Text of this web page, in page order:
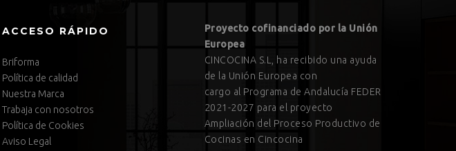
ACCESO RÁPIDO
Briforma
Política de calidad
Nuestra Marca
Trabaja con nosotros
Política de Cookies
Aviso Legal
Proyecto cofinanciado por la Unión
Europea
CINCOCINA S.L, ha recibido una ayuda
de la Unión Europea con
cargo al Programa de Andalucía FEDER
2021-2027 para el proyecto
Ampliación del Proceso Productivo de
Cocinas en Cincocina